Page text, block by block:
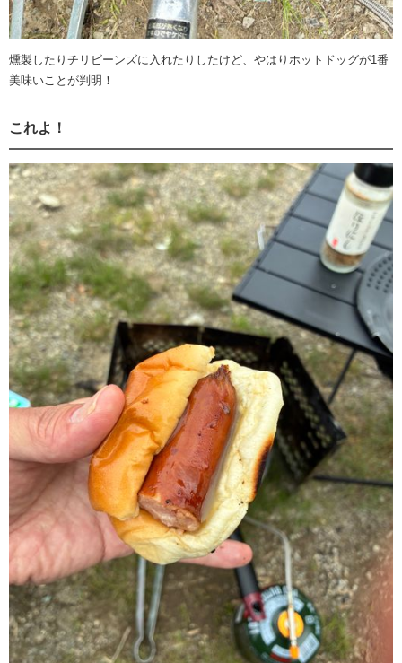
燻製したりチリビーンズに入れたりしたけど、やはりホットドッグが1番
美味いことが判明！
これよ！